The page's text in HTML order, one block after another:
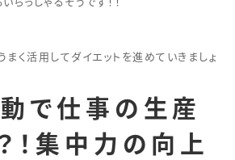
らっしゃるそうです！！
まく活用してダイエットを進めていきましょ
で仕事の生産
！集中力の向上